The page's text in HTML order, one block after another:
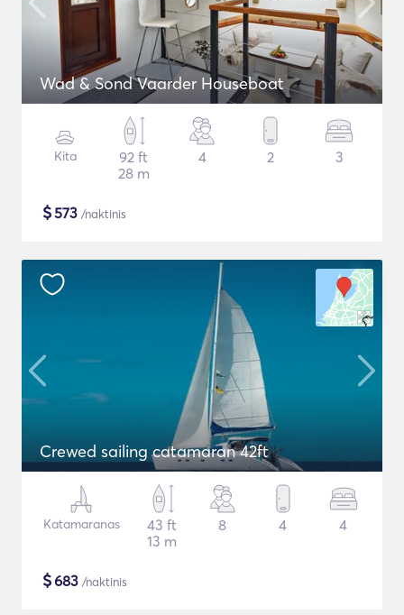
Wad & Sond Vaarder Houseboat
Kita
92 ft
28 m
4 2 3
$573 /naktinis
Crewed sailing catamaran 42ft
Katamaranas
43 ft
13 m
8 4 4
$683 /naktinis